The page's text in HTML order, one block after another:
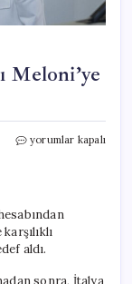
Meloni’ye
Trump’tan
eleştirisi
için
yorumlar kapalı
aldı.